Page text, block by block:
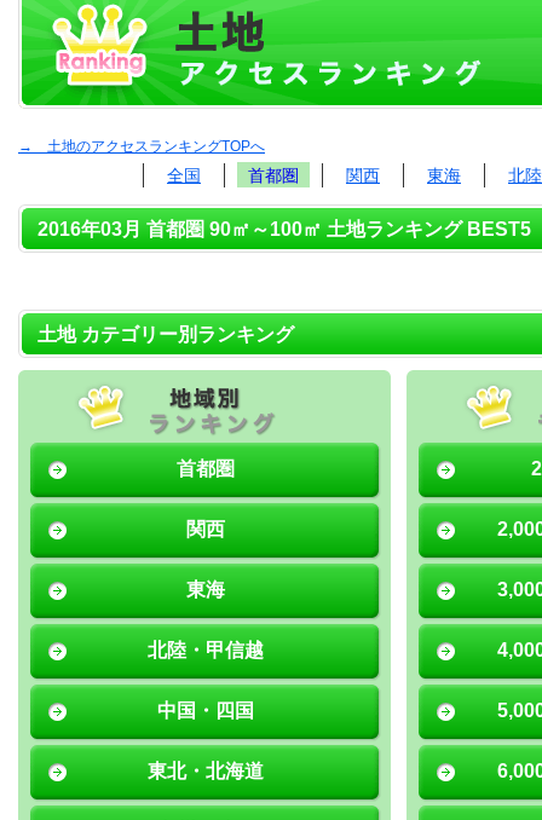
→ 土地のアクセスランキングTOPへ
全国 首都圏 関西 東海 北
2016年03月 首都圏 90㎡～100㎡ 土地ランキング BEST5
土地 カテゴリー別ランキング
首都圏
関西
東海
北陸・甲信越
中国・四国
東北・北海道